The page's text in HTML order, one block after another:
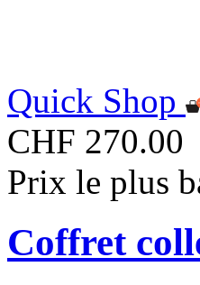
Quick Shop
CHF 270.00
Prix le plus
Coffret